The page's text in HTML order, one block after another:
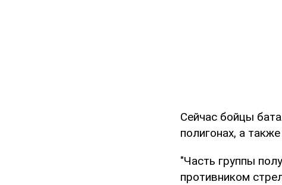
Сейчас бойцы
полигонах, а
"Часть группы
противником